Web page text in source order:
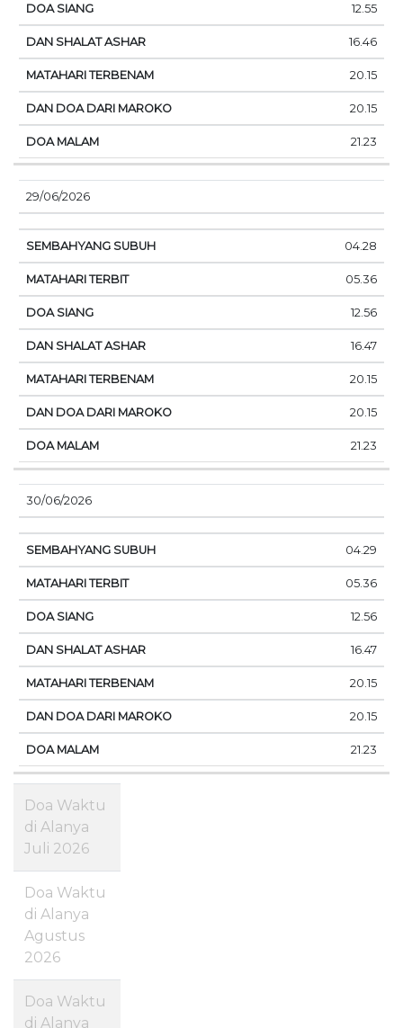
12.55
16.46
20.15
20.15
21.23
29/06/2026
04.28
05.36
12.56
16.47
20.15
20.15
21.23
30/06/2026
04.29
05.36
12.56
16.47
20.15
20.15
21.23
Doa Waktu
di Alanya
Juli 2026
Doa Waktu
di Alanya
Agustus
2026
Doa Waktu
di Alanya